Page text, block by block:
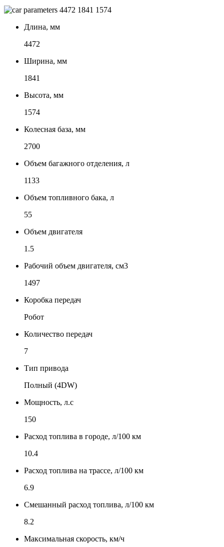
4472 1841 1574
Длина, мм
4472
Ширина, мм
1841
Высота, мм
1574
Колесная база, мм
2700
Объем багажного отделения, л
1133
Объем топливного бака, л
55
Объем двигателя
1.5
Рабочий объем двигателя, см3
1497
Коробка передач
Робот
Количество передач
7
Тип привода
Полный (4DW)
Мощность, л.с
150
Расход топлива в городе, л/100 км
10.4
Расход топлива на трассе, л/100 км
6.9
Смешанный расход топлива, л/100 км
8.2
Максимальная скорость, км/ч